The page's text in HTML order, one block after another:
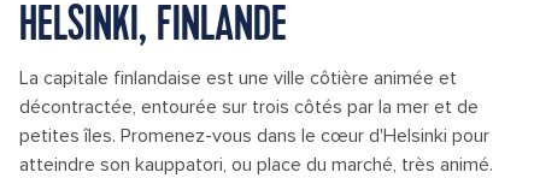
HELSINKI, FINLANDE
La capitale finlandaise est une ville côtière animée et
décontractée, entourée sur trois côtés par la mer et de
petites îles. Promenez-vous dans le cœur d'Helsinki pour
atteindre son kauppatori, ou place du marché, très animé.